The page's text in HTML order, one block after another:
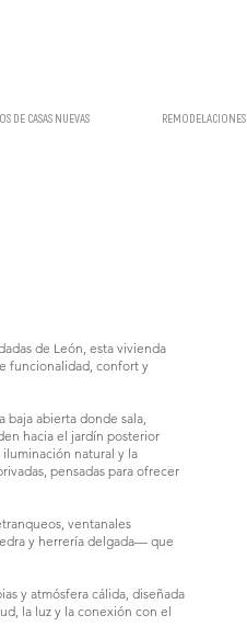
DE CASAS NUEVAS REMODELACIONES
de León, esta vivienda
funcionalidad, confort y
baja abierta donde sala,
hacia el jardín posterior
natural y la
pensadas para ofrecer
ventanales
y herrería delgada— que
y atmósfera cálida, diseñada
la luz y la conexión con el